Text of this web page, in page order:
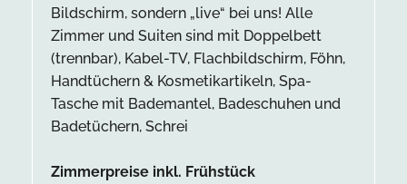
Bildschirm, sondern „live“ bei uns! Alle
Zimmer und Suiten sind mit Doppelbett
(trennbar), Kabel-TV, Flachbildschirm, Föhn,
Handtüchern & Kosmetikartikeln, Spa-
Tasche mit Bademantel, Badeschuhen und
Badetüchern, Schrei
Zimmerpreise inkl. Frühstück